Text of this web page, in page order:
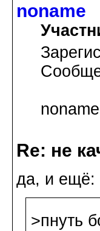
noname
noname
Re: не
да, и ещё:
>пнуть